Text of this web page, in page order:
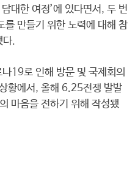
대한 여정’에 있다면서, 두 번
를 만들기 위한 노력에 대해 참
다.
19로 인해 방문 및 국제회의
황에서, 올해 6.25전쟁 발발
마음을 전하기 위해 작성됐